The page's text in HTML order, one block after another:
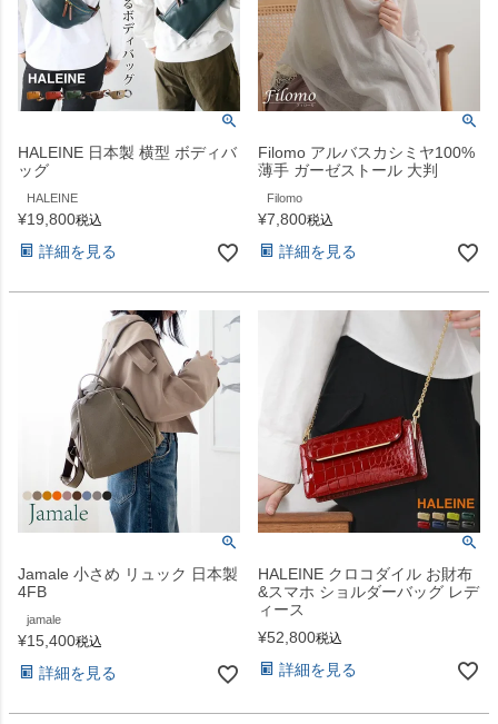
HALEINE 日本製 横型 ボディバ
ッグ
HALEINE
¥19,800税込
詳細を見る
Filomo アルバスカシミヤ100%
薄手 ガーゼストール 大判
Filomo
¥7,800税込
詳細を見る
Jamale 小さめ リュック 日本製
4FB
jamale
¥15,400税込
詳細を見る
HALEINE クロコダイル お財布
&スマホ ショルダーバッグ レデ
ィース
¥52,800税込
詳細を見る